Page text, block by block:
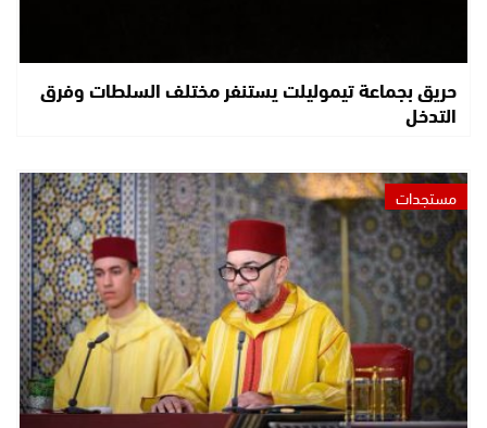
حريق بجماعة تيموليلت يستنفر مختلف السلطات وفرق
التدخل
مستجدات